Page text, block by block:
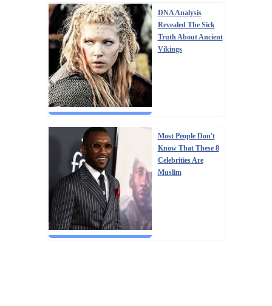
DNA Analysis
Revealed The Sick
Truth About Ancient
Vikings
Most People Don't
Know That These 8
Celebrities Are
Muslim